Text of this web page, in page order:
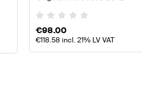
€98.00
€118.58 incl. 21% LV VAT